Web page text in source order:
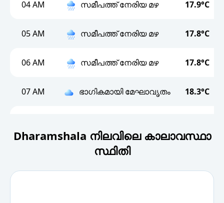
04 AM സമീപത്ത് നേരിയ മഴ 17.9°C
05 AM സമീപത്ത് നേരിയ മഴ 17.8°C
06 AM സമീപത്ത് നേരിയ മഴ 17.8°C
07 AM ഭാഗികമായി മേഘാവൃതം 18.3°C
സമീപത്ത് നേരിയ മഴ
Dharamshala നിലവിലെ കാലാവസ്ഥാ
സ്ഥിതി